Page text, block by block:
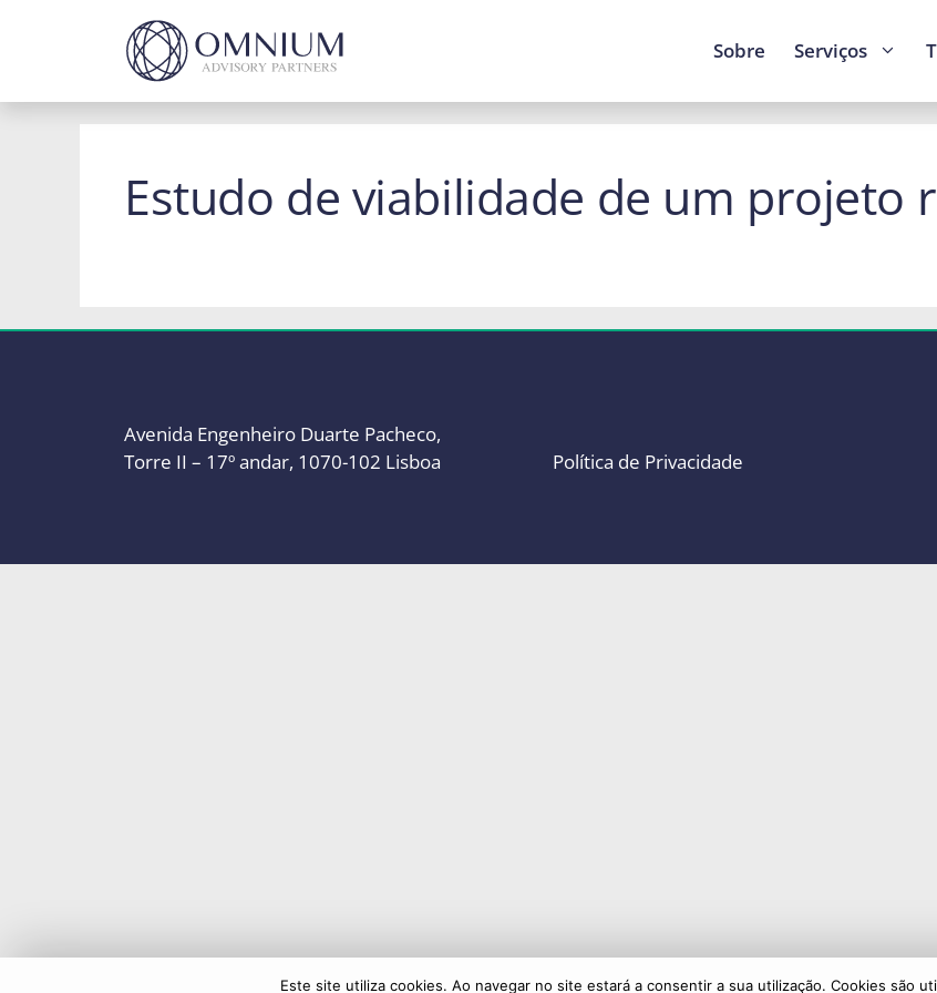
conteúdo
Sobre Serviços
Estudo de viabilidade de um projeto
Avenida Engenheiro Duarte Pacheco,
Torre II – 17º andar, 1070-102 Lisboa
Política de Privacidade
Este site utiliza cookies. Ao navegar no site estará a consentir a sua utilização. Cookies são